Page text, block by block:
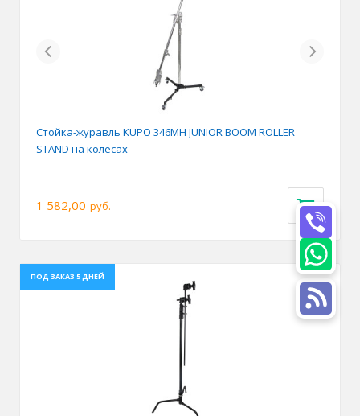
Previous Next
Стойка-журавль KUPO 346MH JUNIOR BOOM ROLLER
STAND на колесах
1 582,00 руб.
ПОД ЗАКАЗ 5 ДНЕЙ